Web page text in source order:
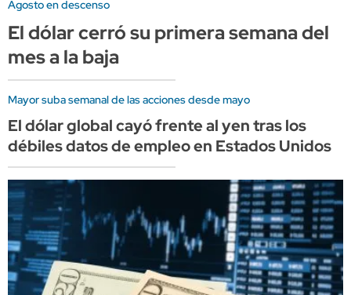
Agosto en descenso
El dólar cerró su primera semana del
mes a la baja
Mayor suba semanal de las acciones desde mayo
El dólar global cayó frente al yen tras los
débiles datos de empleo en Estados Unidos